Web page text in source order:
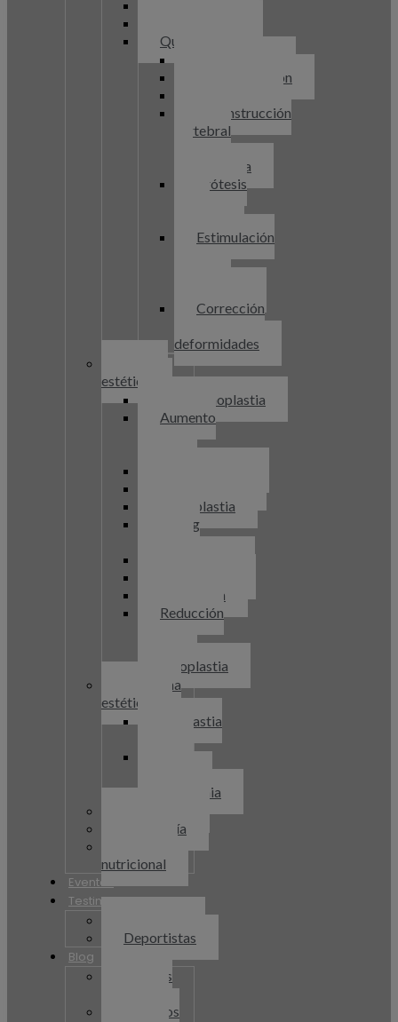
Quirúrgicos
Descompresión
Reconstrucción
vertebral
postfractura
Prótesis
Estimulación
Corrección
deformidades
estética
Abdominoplastia
Aumento
Labioplastia
Lifting
Otoplastia
Reducción
Rinoplastia
Medicina
estética
Bioplastia
Diatermia
Podología
nutricional
Eventos
Testimonios
Deportistas
Blog
Recetas
Artículos